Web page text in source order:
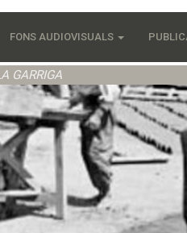
FONS AUDIOVISUALS
GARRIGA